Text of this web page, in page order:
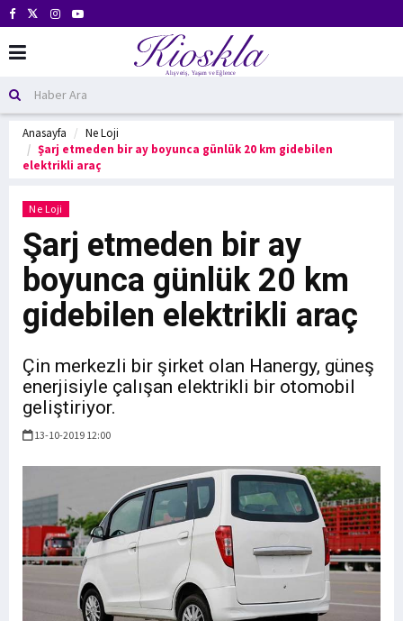
Anasayfa
Ne Loji
Şarj etmeden bir ay boyunca günlük 20 km gidebilen
elektrikli araç
Ne Loji
Şarj etmeden bir ay
boyunca günlük 20 km
gidebilen elektrikli araç
Çin merkezli bir şirket olan Hanergy, güneş
enerjisiyle çalışan elektrikli bir otomobil
geliştiriyor.
13-10-2019 12:00